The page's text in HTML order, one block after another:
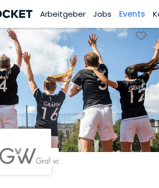
Arbeitgeber Jobs Events